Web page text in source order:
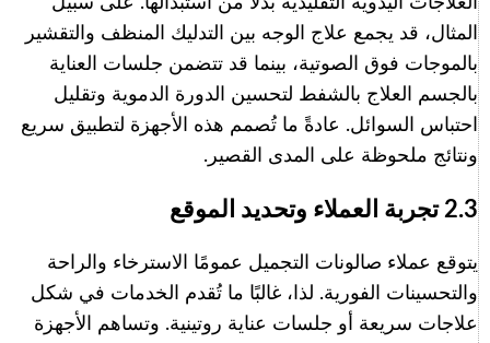
المثال، قد يجمع علاج الوجه بين التدليك المنظف والتقشير
بالموجات فوق الصوتية، بينما قد تتضمن جلسات العناية
بالجسم العلاج بالشفط لتحسين الدورة الدموية وتقليل
احتباس السوائل. عادةً ما تُصمم هذه الأجهزة لتطبيق سريع
ونتائج ملحوظة على المدى القصير.
2.3 تجربة العملاء وتحديد الموقع
يتوقع عملاء صالونات التجميل عمومًا الاسترخاء والراحة
والتحسينات الفورية. لذا، غالبًا ما تُقدم الخدمات في شكل
علاجات سريعة أو جلسات عناية روتينية. وتساهم الأجهزة